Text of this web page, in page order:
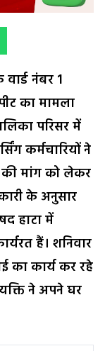
नंबर 1
का मामला
परिसर में
कर्मचारियों ने
की मांग को लेकर
के अनुसार
हाटा में
हैं। शनिवार
का कार्य कर रहे
ने अपने घर